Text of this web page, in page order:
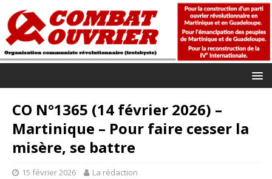
CO N°1365 (14 février 2026) –
Martinique – Pour faire cesser la
misère, se battre
15 février 2026 La rédaction